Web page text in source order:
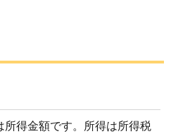
所得金額です。所得は所得税